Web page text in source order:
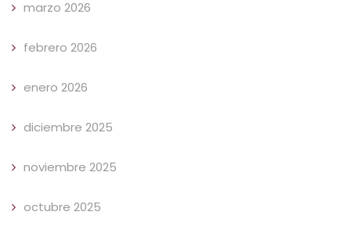
marzo 2026
febrero 2026
enero 2026
diciembre 2025
noviembre 2025
octubre 2025